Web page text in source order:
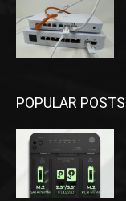
POPULAR POSTS